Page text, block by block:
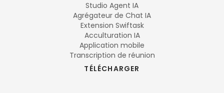
Studio Agent IA
Agrégateur de Chat IA
Extension Swiftask
Acculturation IA
Application mobile
Transcription de réunion
TÉLÉCHARGER